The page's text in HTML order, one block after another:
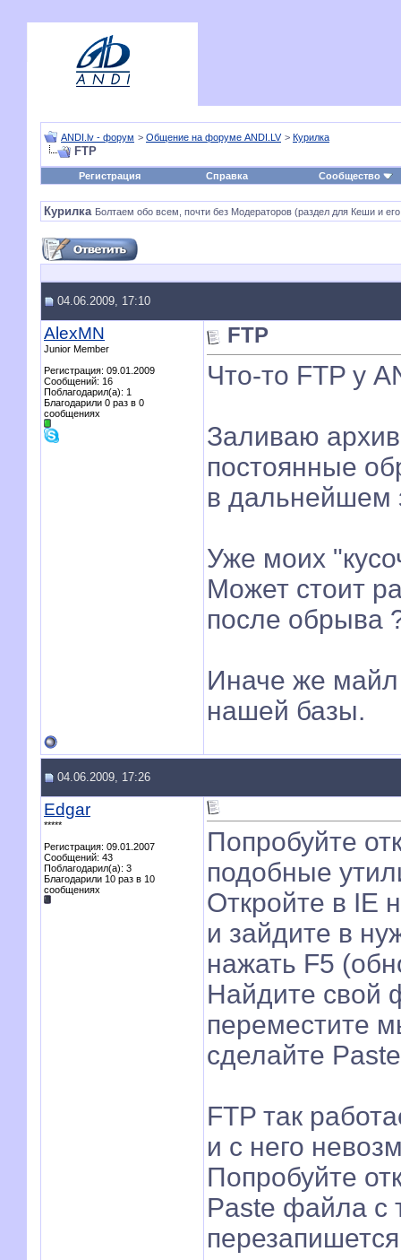
ANDI.lv - форум > Общение на форуме ANDI.LV > Курилка
FTP
Регистрация Справка Сообщество
Курилка Болтаем обо всем, почти без Модераторов (раздел для Кеши и
04.06.2009, 17:10
AlexMN
Junior Member
Регистрация: 09.01.2009
Сообщений: 16
Поблагодарил(а): 1
Благодарили 0 раз в 0
сообщениях
FTP
Что-то FTP у
Заливаю
постоянные
в дальнейшем
Уже моих
Может стоит
после обрыва
Иначе же майл
нашей базы.
04.06.2009, 17:26
Edgar
*****
Регистрация: 09.01.2007
Сообщений: 43
Поблагодарил(а): 3
Благодарили 10 раз в 10
сообщениях
Попробуйте
подобные
Откройте в IE
и зайдите в
нажать F5
Найдите свой
переместите
сделайте
FTP так
и с него
Попробуйте
Paste файла с